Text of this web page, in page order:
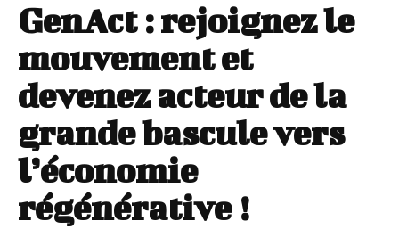
GenAct : rejoignez le
mouvement et
devenez acteur de la
grande bascule vers
l’économie
régénérative !